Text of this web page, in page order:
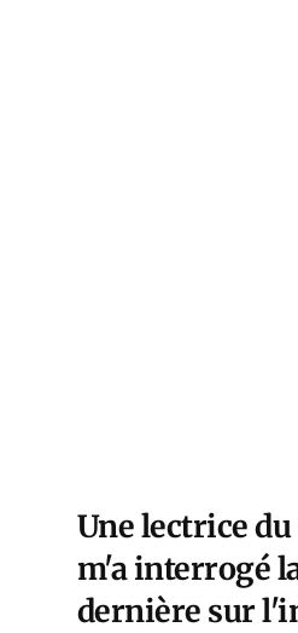
Une lectrice
m'a interrogé
dernière sur